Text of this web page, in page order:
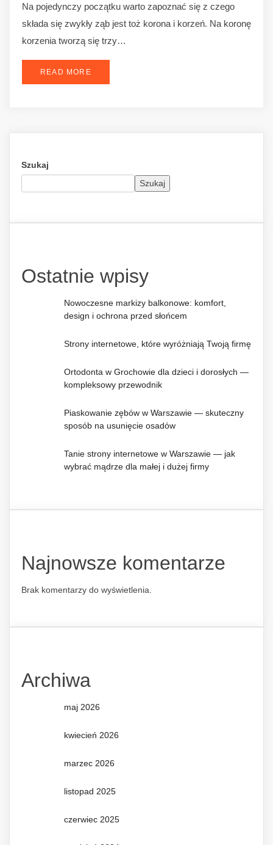
Na pojedynczy początku warto zapoznać się z czego
składa się zwykły ząb jest toż korona i korzeń. Na koronę
korzenia tworzą się trzy…
READ MORE
Szukaj
Szukaj
Ostatnie wpisy
Nowoczesne markizy balkonowe: komfort,
design i ochrona przed słońcem
Strony internetowe, które wyróżniają Twoją firmę
Ortodonta w Grochowie dla dzieci i dorosłych —
kompleksowy przewodnik
Piaskowanie zębów w Warszawie — skuteczny
sposób na usunięcie osadów
Tanie strony internetowe w Warszawie — jak
wybrać mądrze dla małej i dużej firmy
Najnowsze komentarze
Brak komentarzy do wyświetlenia.
Archiwa
maj 2026
kwiecień 2026
marzec 2026
listopad 2025
czerwiec 2025